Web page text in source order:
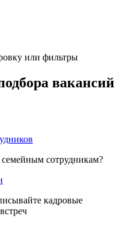
или фильтры
вакансий
семейным сотрудникам?
кадровые